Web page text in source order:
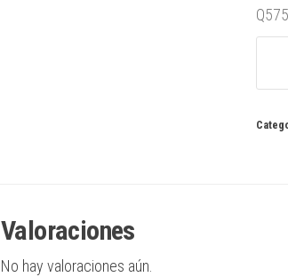
Q
Valoraciones
No hay valoraciones aún.